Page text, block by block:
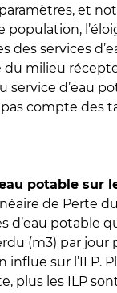
et
population,
des services
du milieu
service d’eau
compte des
potable sur
de Perte
d’eau potable
(m3) par jour
influe sur l’ILP.
plus les ILP